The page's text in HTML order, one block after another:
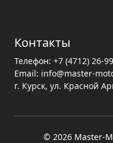
Контакты
Телефон: +7 (4712) 26-
Email: info@master-
г. Курск, ул. Красной
© 2026